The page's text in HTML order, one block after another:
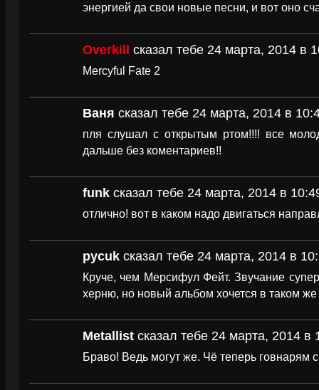
энергией да свои новые песни, и вот оно
Overkill сказал тебе 24 марта, 2014 в
Mercyful Fate 2
Ваня сказал тебе 24 марта, 2014 в
пля слушал с открытым ртом!!!! все
дальше без коментариев!!
funk сказал тебе 24 марта, 2014 в
отлично! вот в каком надо двигаться
pycuk сказал тебе 24 марта, 2014 в
Круче, чем Мерсифул Фейт. Звучание
херню, но новый альбом хочется в таком же
Metallist сказал тебе 24 марта, 2014 в
Браво! Ведь могут же. Чё теперь говнарям